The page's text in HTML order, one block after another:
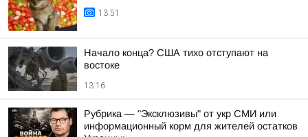
13:51
Начало конца? США тихо отступают на
востоке
13:16
Рубрика — "Эксклюзивы" от укр СМИ или
информационный корм для жителей остатков